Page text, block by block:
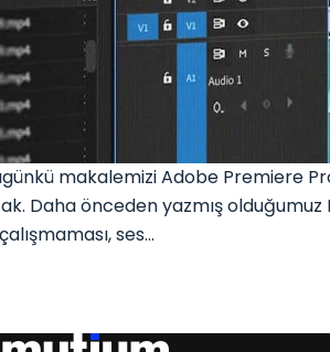
makalemizi Adobe Premiere
Daha önceden yazmış
ses…